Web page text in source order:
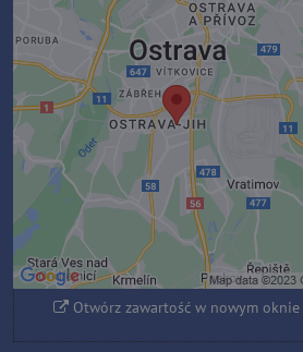
Zawartość zewnętrzna jest
blokowana przez opcje
prywatności
Czy chcesz załadować zawartość
zewnętrzną?
Zezwól raz
Zezwalaj zawsze - zgadzam się z
typem pliku cookie: Funkcjonalny
Otwórz zawartość w nowym oknie